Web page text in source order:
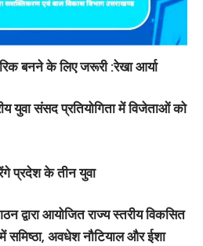
बनने के लिए जरूरी :रेखा आर्या
युवा संसद प्रतियोगिता में विजेताओं को
प्रदेश के तीन युवा
द्वारा आयोजित राज्य स्तरीय विकसित
समिष्ठा, अवधेश नौटियाल और ईशा